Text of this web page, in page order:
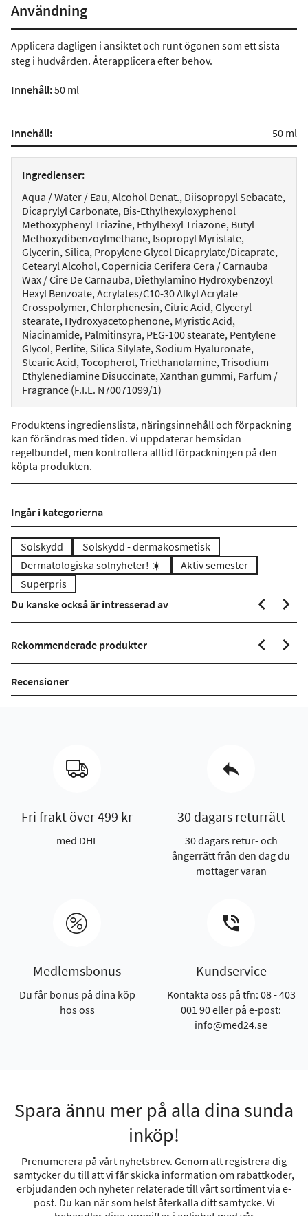
Användning
Applicera dagligen i ansiktet och runt ögonen som ett sista
steg i hudvården. Återapplicera efter behov.
Innehåll:50 ml
Innehåll: 50 ml
Ingredienser:
Aqua / Water / Eau, Alcohol Denat., Diisopropyl Sebacate,
Dicaprylyl Carbonate, Bis-Ethylhexyloxyphenol
Methoxyphenyl Triazine, Ethylhexyl Triazone, Butyl
Methoxydibenzoylmethane, Isopropyl Myristate,
Glycerin, Silica, Propylene Glycol Dicaprylate/Dicaprate,
Cetearyl Alcohol, Copernicia Cerifera Cera / Carnauba
Wax / Cire De Carnauba, Diethylamino Hydroxybenzoyl
Hexyl Benzoate, Acrylates/C10-30 Alkyl Acrylate
Crosspolymer, Chlorphenesin, Citric Acid, Glyceryl
stearate, Hydroxyacetophenone, Myristic Acid,
Niacinamide, Palmitinsyra, PEG-100 stearate, Pentylene
Glycol, Perlite, Silica Silylate, Sodium Hyaluronate,
Stearic Acid, Tocopherol, Triethanolamine, Trisodium
Ethylenediamine Disuccinate, Xanthan gummi, Parfum /
Fragrance (F.I.L. N70071099/1)
Produktens ingredienslista, näringsinnehåll och förpackning
kan förändras med tiden. Vi uppdaterar hemsidan
regelbundet, men kontrollera alltid förpackningen på den
köpta produkten.
Ingår i kategorierna
Solskydd
Solskydd - dermakosmetisk
Dermatologiska solnyheter! ☀️
Aktiv semester
Superpris
Du kanske också är intresserad av
Rekommenderade produkter
Recensioner
Fri frakt över 499 kr
med DHL
30 dagars returrätt
30 dagars retur- och
ångerrätt från den dag du
mottager varan
Medlemsbonus
Du får bonus på dina köp
hos oss
Kundservice
Kontakta oss på tfn: 08 - 403
001 90 eller på e-post:
info@med24.se
Spara ännu mer på alla dina sunda
inköp!
Prenumerera på vårt nyhetsbrev. Genom att registrera dig
samtycker du till att vi får skicka information om rabattkoder,
erbjudanden och nyheter relaterade till vårt sortiment via e-
post. Du kan när som helst återkalla ditt samtycke. Vi